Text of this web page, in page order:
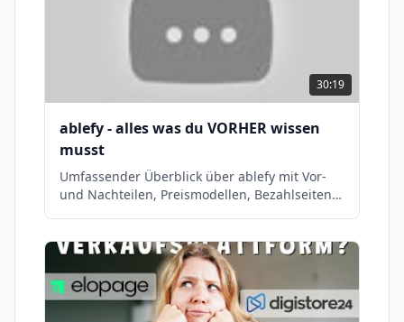
30:19
ablefy - alles was du VORHER wissen
musst
Umfassender Überblick über ablefy mit Vor-
und Nachteilen, Preismodellen, Bezahlseiten,